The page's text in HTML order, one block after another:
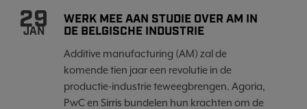
29
JAN
WERK MEE AAN STUDIE OVER AM IN
DE BELGISCHE INDUSTRIE
Additive manufacturing (AM) zal de
komende tien jaar een revolutie in de
productie-industrie teweegbrengen. Agoria,
PwC en Sirris bundelen hun krachten om de